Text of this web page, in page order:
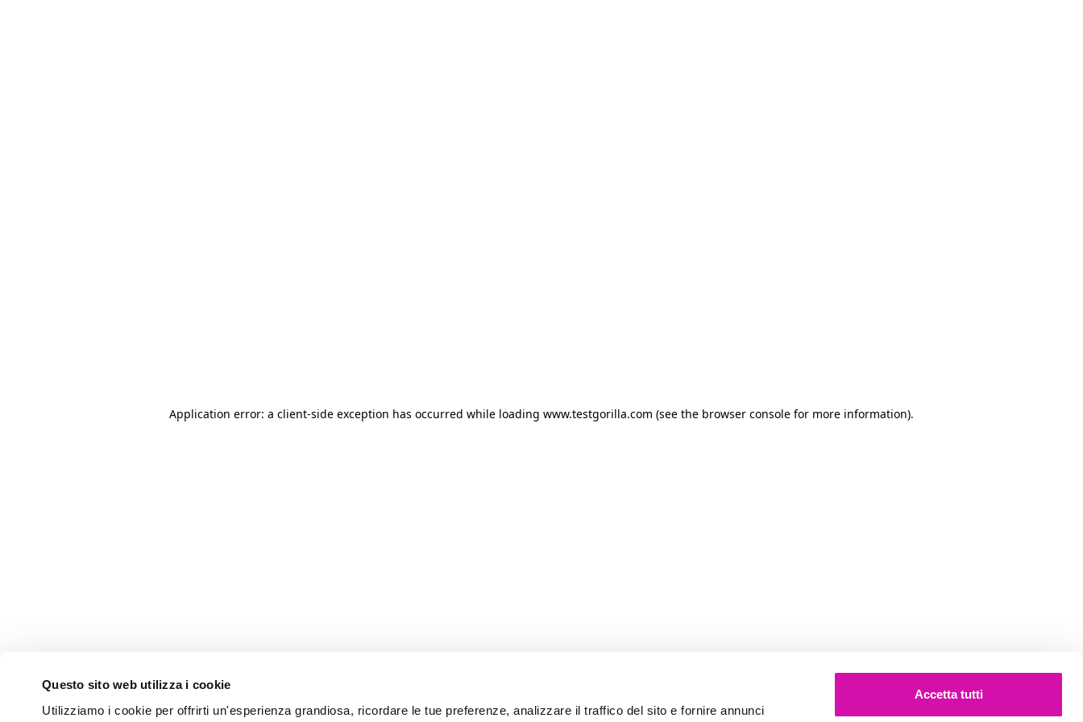
Questo sito web utilizza i cookie
Utilizziamo i cookie per offrirti un'esperienza grandiosa, ricordare le tue preferenze, analizzare il traffico del sito e fornire annunci
Accetta tutti
Application error: a client-side exception has occurred while loading www.testgorilla.com (see the browser console for more information).